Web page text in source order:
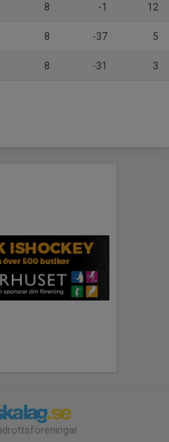
8 -1 12
8 -37 5
8 -31 3
idrottsföreningar